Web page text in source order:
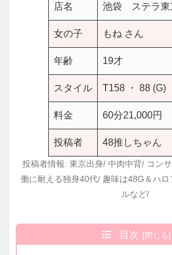
店名 池袋 ステラ東
女の子 もね さん
年齢 19才
スタイル T158 ・ 88 (G)
料金 60分21,000円
投稿者 48推しちゃん
投稿者情報: 東京出身/ 中肉中背/ コン
働に耐える独身40代/ 趣味は48G＆ハ
ルなど/
目次